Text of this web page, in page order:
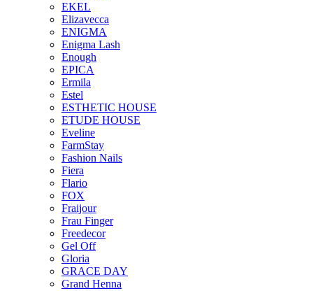
EKEL
Elizavecca
ENIGMA
Enigma Lash
Enough
EPICA
Ermila
Estel
ESTHETIC HOUSE
ETUDE HOUSE
Eveline
FarmStay
Fashion Nails
Fiera
Flario
FOX
Fraijour
Frau Finger
Freedecor
Gel Off
Gloria
GRACE DAY
Grand Henna